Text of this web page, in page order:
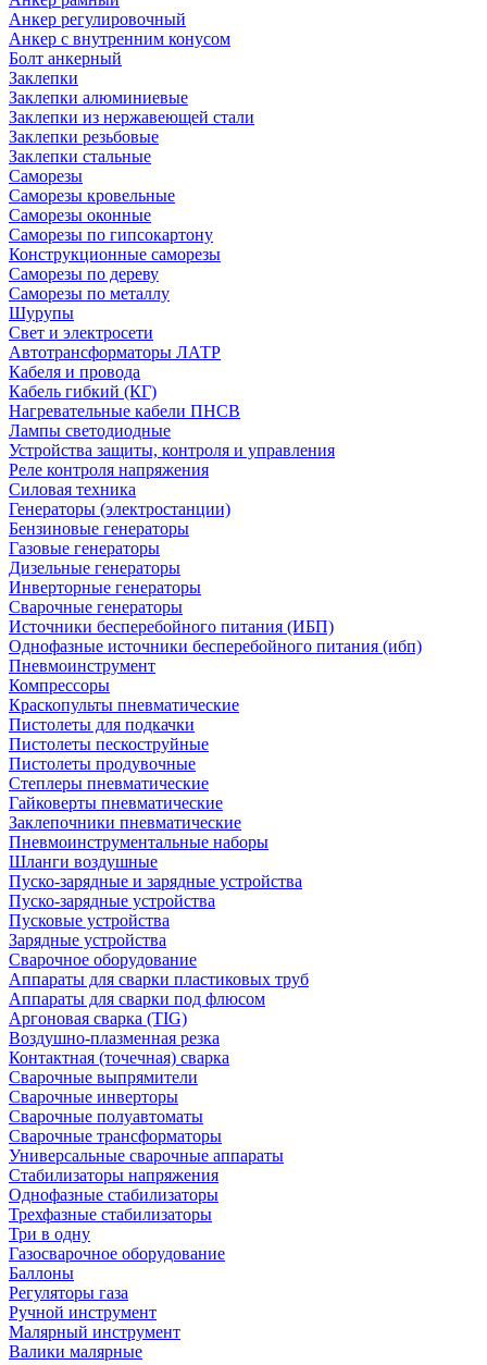
Анкер регулировочный
Анкер с внутренним конусом
Болт анкерный
Заклепки
Заклепки алюминиевые
Заклепки из нержавеющей стали
Заклепки резьбовые
Заклепки стальные
Саморезы
Саморезы кровельные
Саморезы оконные
Саморезы по гипсокартону
Конструкционные саморезы
Саморезы по дереву
Саморезы по металлу
Шурупы
Свет и электросети
Автотрансформаторы ЛАТР
Кабеля и провода
Кабель гибкий (КГ)
Нагревательные кабели ПНСВ
Лампы светодиодные
Устройства защиты, контроля и управления
Реле контроля напряжения
Силовая техника
Генераторы (электростанции)
Бензиновые генераторы
Газовые генераторы
Дизельные генераторы
Инверторные генераторы
Сварочные генераторы
Источники бесперебойного питания (ИБП)
Однофазные источники бесперебойного питания (ибп)
Пневмоинструмент
Компрессоры
Краскопульты пневматические
Пистолеты для подкачки
Пистолеты пескоструйные
Пистолеты продувочные
Степлеры пневматические
Гайковерты пневматические
Заклепочники пневматические
Пневмоинструментальные наборы
Шланги воздушные
Пуско-зарядные и зарядные устройства
Пуско-зарядные устройства
Пусковые устройства
Зарядные устройства
Сварочное оборудование
Аппараты для сварки пластиковых труб
Аппараты для сварки под флюсом
Аргоновая сварка (TIG)
Воздушно-плазменная резка
Контактная (точечная) сварка
Сварочные выпрямители
Сварочные инверторы
Сварочные полуавтоматы
Сварочные трансформаторы
Универсальные сварочные аппараты
Стабилизаторы напряжения
Однофазные стабилизаторы
Трехфазные стабилизаторы
Три в одну
Газосварочное оборудование
Баллоны
Регуляторы газа
Ручной инструмент
Малярный инструмент
Валики малярные